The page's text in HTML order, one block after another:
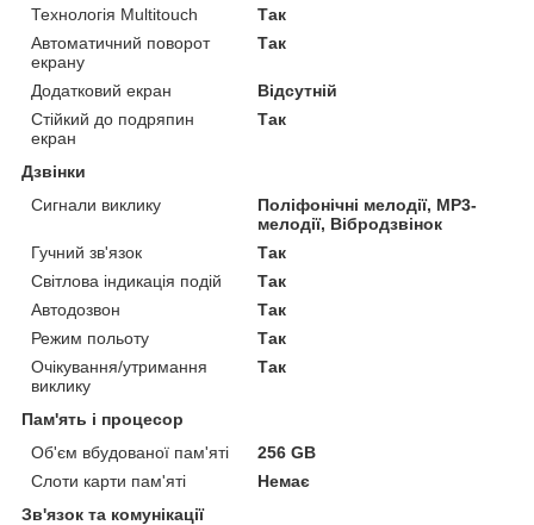
Технологія Multitouch
Так
Автоматичний поворот
екрану
Так
Додатковий екран
Відсутній
Стійкий до подряпин
екран
Так
Дзвінки
Сигнали виклику
Поліфонічні мелодії, MP3-
мелодії, Вібродзвінок
Гучний зв'язок
Так
Світлова індикація подій
Так
Автодозвон
Так
Режим польоту
Так
Очікування/утримання
виклику
Так
Пам'ять і процесор
Об'єм вбудованої пам'яті
256 GB
Слоти карти пам'яті
Немає
Зв'язок та комунікації